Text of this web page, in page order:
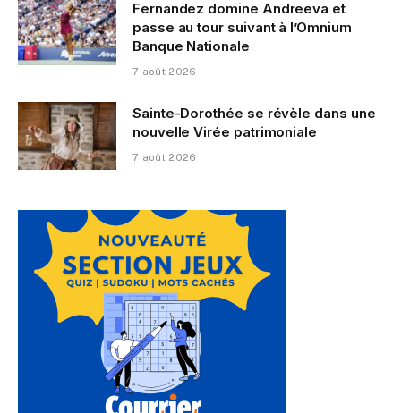
Fernandez domine Andreeva et
passe au tour suivant à l’Omnium
Banque Nationale
7 août 2026
Sainte-Dorothée se révèle dans une
nouvelle Virée patrimoniale
7 août 2026